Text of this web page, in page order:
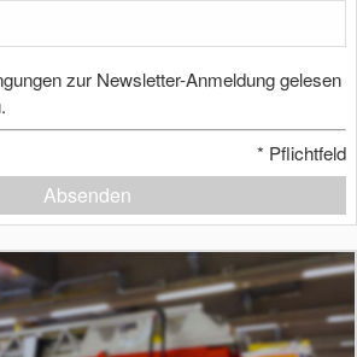
zur Newsletter-Anmeldung gelesen
* Pflichtfeld
Absenden